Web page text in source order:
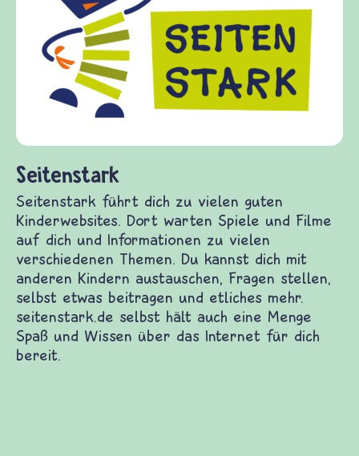
frieden-fragen.de ist ein Internet-Angebot für
Kinder, Eltern und ErzieherInnen das zu
Fragen von Krieg und Frieden, Streit und
Gewalt informiert und einen Austausch zu
diesem Themenbereich ermöglicht. frieden-
fragen.de bietet Antworten auf wichtige
und Frieden, Streit und Gewalt.